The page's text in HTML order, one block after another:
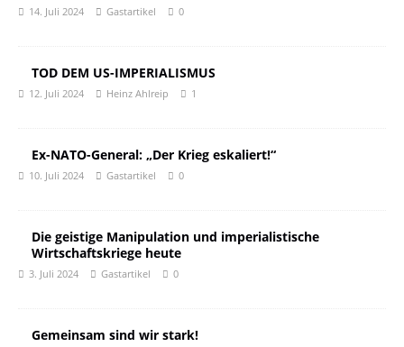
14. Juli 2024 Gastartikel 0
TOD DEM US-IMPERIALISMUS
12. Juli 2024 Heinz Ahlreip 1
Ex-NATO-General: „Der Krieg eskaliert!“
10. Juli 2024 Gastartikel 0
Die geistige Manipulation und imperialistische
Wirtschaftskriege heute
3. Juli 2024 Gastartikel 0
Gemeinsam sind wir stark!